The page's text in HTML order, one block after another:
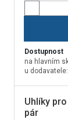
Dostupnost
na hlavním
u dodavatele:
Uhlíky pro
pár